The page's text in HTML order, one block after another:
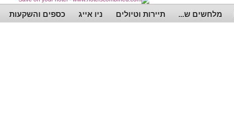
מלחשים ש... תיירות וטיולים ניו אייג כספים והשקעות